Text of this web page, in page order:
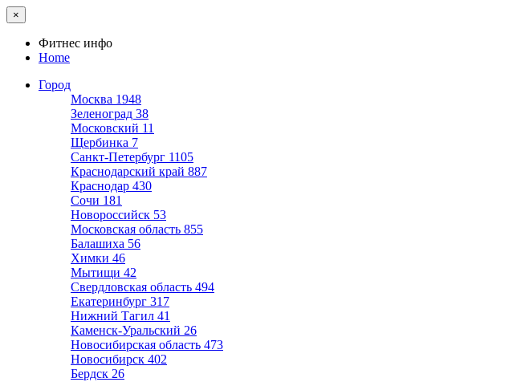
×
Фитнес инфо
Home
Город
Москва 1948
Зеленоград 38
Московский 11
Щербинка 7
Санкт-Петербург 1105
Краснодарский край 887
Краснодар 430
Сочи 181
Новороссийск 53
Московская область 855
Балашиха 56
Химки 46
Мытищи 42
Свердловская область 494
Екатеринбург 317
Нижний Тагил 41
Каменск-Уральский 26
Новосибирская область 473
Новосибирск 402
Бердск 26